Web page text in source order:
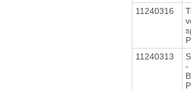
11240316
11240313
-